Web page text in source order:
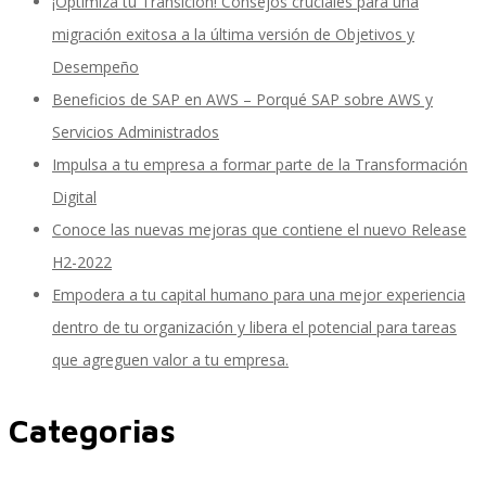
migración exitosa a la última versión de Objetivos y
Desempeño
Beneficios de SAP en AWS – Porqué SAP sobre AWS y
Servicios Administrados
Impulsa a tu empresa a formar parte de la Transformación
Digital
Conoce las nuevas mejoras que contiene el nuevo Release
H2-2022
Empodera a tu capital humano para una mejor experiencia
dentro de tu organización y libera el potencial para tareas
que agreguen valor a tu empresa.
Categorias